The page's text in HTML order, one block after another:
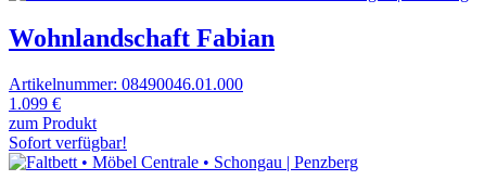
Wohnlandschaft Fabian
Artikelnummer: 08490046.01.000
1.099 €
zum Produkt
Sofort verfügbar!